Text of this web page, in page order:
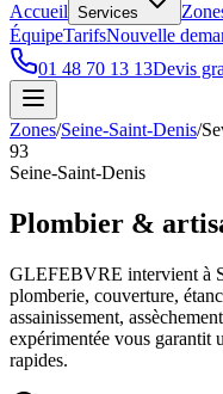
Accueil Services
ÉquipeTarifsNouvelle
01 48 70 13 13Devis
Zones/Seine-Saint-Denis/
93
Seine-Saint-Denis
Plombier &
GLEFEBVRE intervient à
plomberie, couverture,
assainissement,
expérimentée vous garantit
rapides.